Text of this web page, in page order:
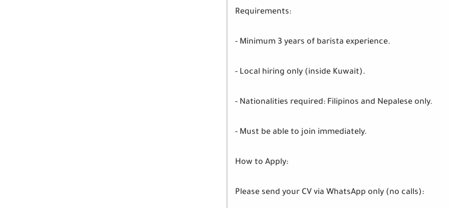
Requirements:
- Minimum 3 years of barista experience.
- Local hiring only (inside Kuwait).
- Nationalities required: Filipinos and Nepalese only.
- Must be able to join immediately.
How to Apply:
Please send your CV via WhatsApp only (no calls):